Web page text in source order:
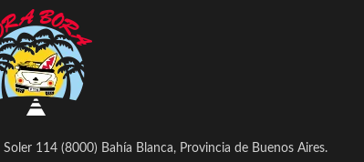
Soler 114 (8000) Bahía Blanca, Provincia de Buenos Aires.